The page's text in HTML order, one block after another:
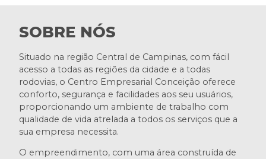
SOBRE NÓS
Situado na região Central de Campinas, com fácil
acesso a todas as regiões da cidade e a todas
rodovias, o Centro Empresarial Conceição oferece
conforto, segurança e facilidades aos seu usuários,
proporcionando um ambiente de trabalho com
qualidade de vida atrelada a todos os serviços que a
sua empresa necessita.
O empreendimento, com uma área construída de